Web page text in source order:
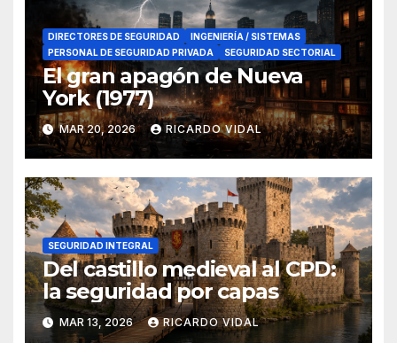
DIRECTORES DE SEGURIDAD
INGENIERÍA / SISTEMAS
PERSONAL DE SEGURIDAD PRIVADA
SEGURIDAD SECTORIAL
El gran apagón de Nueva
York (1977)
MAR 20, 2026 RICARDO VIDAL
SEGURIDAD INTEGRAL
Del castillo medieval al CPD:
la seguridad por capas
MAR 13, 2026 RICARDO VIDAL